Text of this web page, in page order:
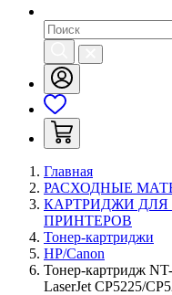
Главная
РАСХОДНЫЕ
КАРТРИДЖИ
ПРИНТЕРОВ
Тонер-картриджи
HP/Canon
Тонер-картридж
LaserJet CP5225/